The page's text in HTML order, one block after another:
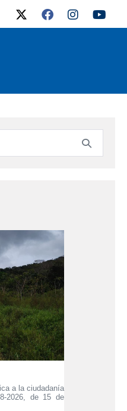
a la ciudadanía
2026, de 15 de